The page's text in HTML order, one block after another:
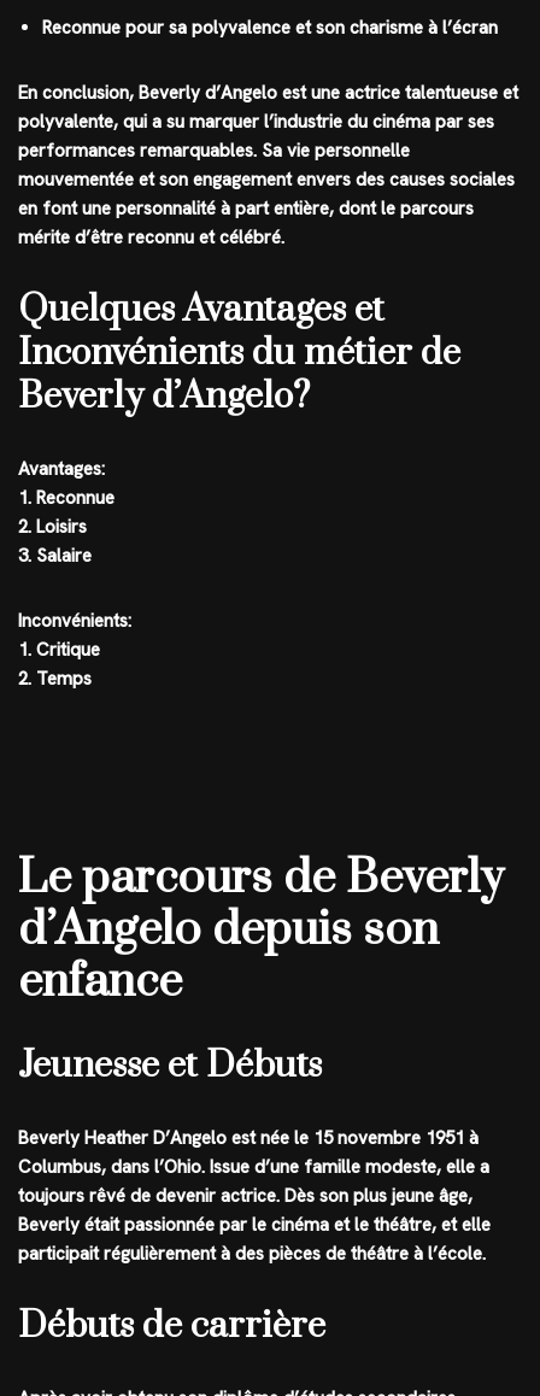
Reconnue pour sa polyvalence et son charisme à l’écran
En conclusion, Beverly d’Angelo est une actrice talentueuse et
polyvalente, qui a su marquer l’industrie du cinéma par ses
performances remarquables. Sa vie personnelle
mouvementée et son engagement envers des causes sociales
en font une personnalité à part entière, dont le parcours
mérite d’être reconnu et célébré.
Quelques Avantages et
Inconvénients du métier de
Beverly d’Angelo?
Avantages:
1. Reconnue
2. Loisirs
3. Salaire
Inconvénients:
1. Critique
2. Temps
Le parcours de Beverly
d’Angelo depuis son
enfance
Jeunesse et Débuts
Beverly Heather D’Angelo est née le 15 novembre 1951 à
Columbus, dans l’Ohio. Issue d’une famille modeste, elle a
toujours rêvé de devenir actrice. Dès son plus jeune âge,
Beverly était passionnée par le cinéma et le théâtre, et elle
participait régulièrement à des pièces de théâtre à l’école.
Débuts de carrière